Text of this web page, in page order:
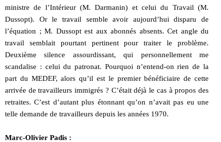
ministre de l’Intérieur (M. Darmanin) et celui du Travail (M.
Dussopt). Or le travail semble avoir aujourd’hui disparu de
l’équation ; M. Dussopt est aux abonnés absents. Cet angle du
travail semblait pourtant pertinent pour traiter le problème.
Deuxième silence assourdissant, qui personnellement me
scandalise : celui du patronat. Pourquoi n’entend-on rien de la
part du MEDEF, alors qu’il est le premier bénéficiaire de cette
arrivée de travailleurs immigrés ? C’était déjà le cas à propos des
retraites. C’est d’autant plus étonnant qu’on n’avait pas eu une
telle demande de travailleurs depuis les années 1970.
Marc-Olivier Padis :